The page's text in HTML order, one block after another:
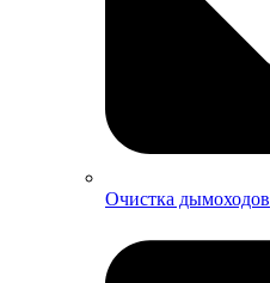
Очистка дымоходов